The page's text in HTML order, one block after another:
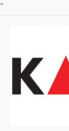
"